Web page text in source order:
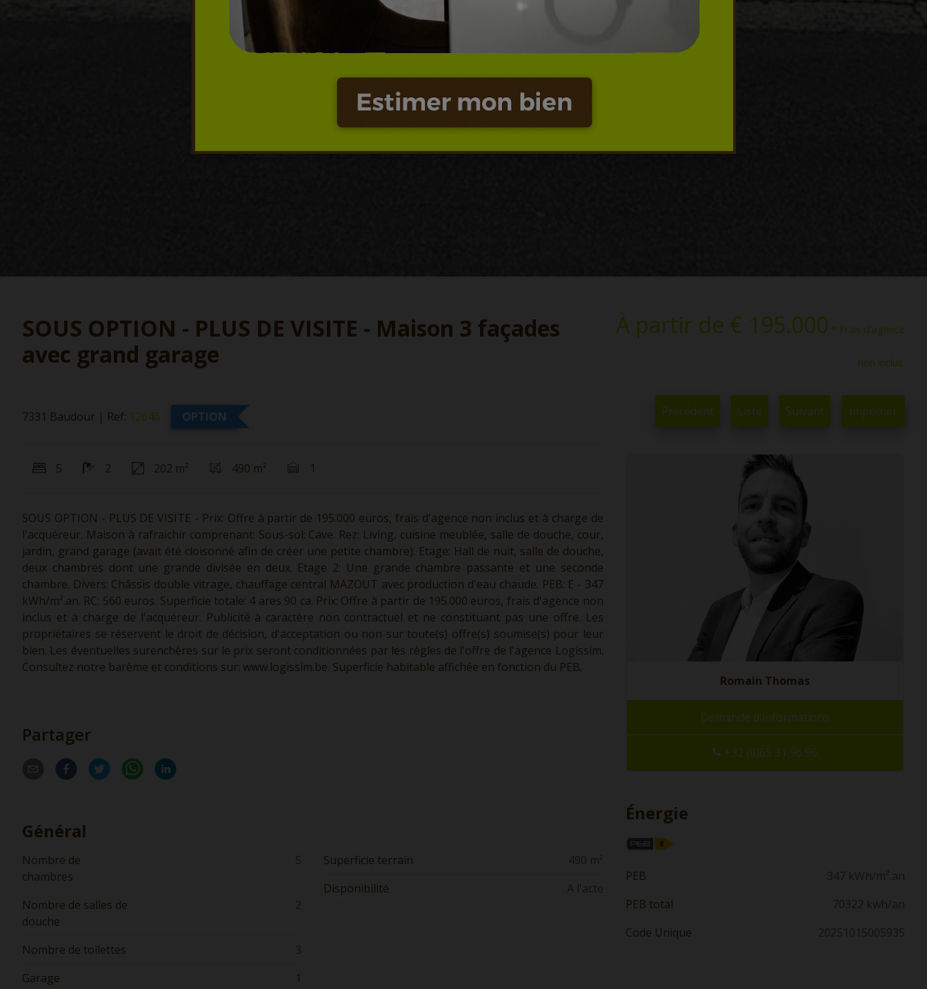
SOUS OPTION - PLUS DE VISITE - Maison 3 façades
avec grand garage
À partir de € 195.000 * Frais d'agence
non inclus.
7331 Baudour | Ref: 12646 OPTION Précédent Liste Suivant Imprimer
5 2 202 m² 490 m² 1
SOUS OPTION - PLUS DE VISITE - Prix: Offre à partir de 195.000 euros, frais d'agence non inclus et à charge de
l'acquéreur. Maison à rafraichir comprenant: Sous-sol: Cave. Rez: Living, cuisine meublée, salle de douche, cour,
jardin, grand garage (avait été cloisonné afin de créer une petite chambre). Etage: Hall de nuit, salle de douche,
deux chambres dont une grande divisée en deux. Etage 2: Une grande chambre passante et une seconde
chambre. Divers: Châssis double vitrage, chauffage central MAZOUT avec production d'eau chaude. PEB: E - 347
kWh/m².an. RC: 560 euros. Superficie totale: 4 ares 90 ca. Prix: Offre à partir de 195.000 euros, frais d'agence non
inclus et à charge de l'acquéreur. Publicité à caractère non contractuel et ne constituant pas une offre. Les
propriétaires se réservent le droit de décision, d'acceptation ou non sur toute(s) offre(s) soumise(s) pour leur
bien. Les éventuelles surenchères sur le prix seront conditionnées par les règles de l'offre de l'agence Logissim.
Consultez notre barème et conditions sur: www.logissim.be. Superficie habitable affichée en fonction du PEB.
Partager
Général
Nombre de
chambres
5
Nombre de salles de
douche
2
Nombre de toilettes
3
Garage
1
Superficie terrain
490 m²
Disponibilité
A l'acte
Romain Thomas
Demande d'informations
+32 (0)65 31 96 96
Énergie
PEB
347 kWh/m².an
PEB total
70322 kwh/an
Code Unique
20251015005935